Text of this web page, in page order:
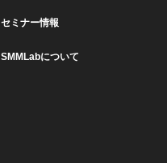
セミナー情報
SMMLabについて